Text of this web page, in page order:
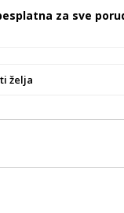
za sve
želja